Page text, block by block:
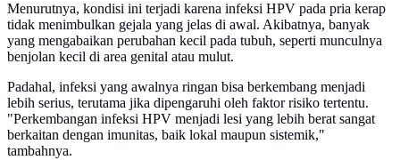
Menurutnya, kondisi ini terjadi karena infeksi HPV pada pria kerap
tidak menimbulkan gejala yang jelas di awal. Akibatnya, banyak
yang mengabaikan perubahan kecil pada tubuh, seperti munculnya
benjolan kecil di area genital atau mulut.
Padahal, infeksi yang awalnya ringan bisa berkembang menjadi
lebih serius, terutama jika dipengaruhi oleh faktor risiko tertentu.
"Perkembangan infeksi HPV menjadi lesi yang lebih berat sangat
berkaitan dengan imunitas, baik lokal maupun sistemik,"
tambahnya.